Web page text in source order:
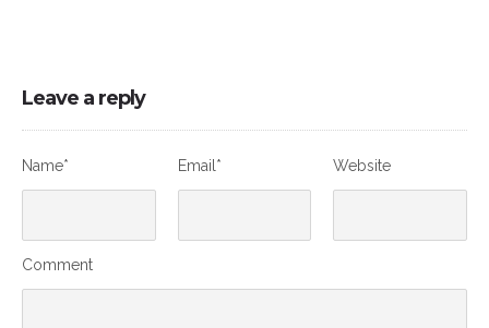
Leave a reply
Name* Email* Website
Comment